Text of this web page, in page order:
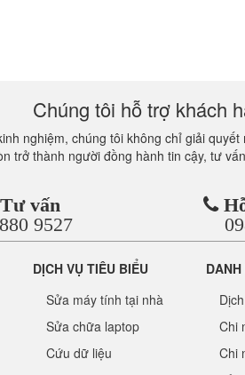
Chúng tôi hỗ trợ khách
nghiệm, chúng tôi không chỉ giải
trở thành người đồng hành tin cậy, tư
Tư vấn
9527
DỊCH VỤ TIÊU BIỂU
Sửa máy tính tại nhà
Sửa chữa laptop
Cứu dữ liệu
Chi
Chi